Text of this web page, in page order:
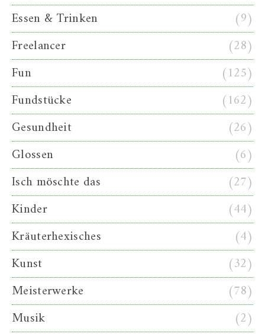
Essen & Trinken
(9)
Freelancer
(28)
Fun
(125)
Fundstücke
(162)
Gesundheit
(26)
Glossen
(6)
Isch möschte das
(27)
Kinder
(44)
Kräuterhexisches
(4)
Kunst
(32)
Meisterwerke
(78)
Musik
(2)